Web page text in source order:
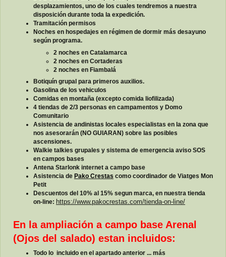
desplazamientos, uno de los cuales tendremos a nuestra
disposición durante toda la expedición.
Tramitación permisos
Noches en hospedajes en régimen de dormir más desayuno
según programa.
2 noches en Catalamarca
2 noches en Cortaderas
2 noches en Fiambalá
Botiquín grupal para primeros auxilios.
Gasolina de los vehiculos
Comidas en montaña (excepto comida liofilizada)
4 tiendas de 2/3 personas en campamentos y Domo
Comunitario
Asistencia de andinistas locales especialistas en la zona que
nos asesorarán (NO GUIARAN) sobre las posibles
ascensiones.
Walkie talkies grupales y sistema de emergencia aviso SOS
en campos bases
Antena Starlonk internet a campo base
Asistencia de Pako Crestas como coordinador de Viatges Mon
Petit
Descuentos del 10% al 15% segun marca, en nuestra tienda
on-line: https://www.pakocrestas.com/tienda-on-line/
En la ampliación a campo base Arenal
(Ojos del salado) estan incluidos:
Todo lo incluido en el apartado anterior ... más